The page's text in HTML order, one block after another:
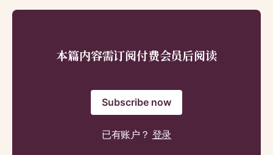
本篇内容需订阅付费会员后阅读
Subscribe now
已有账户？ 登录